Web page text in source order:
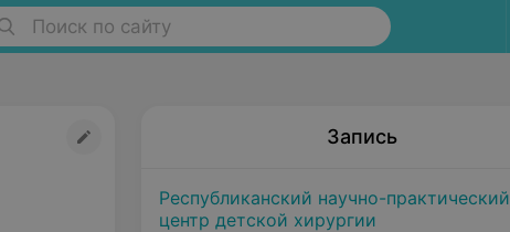
Поиск по сайту
Запись
Республиканский научно-практический
центр детской хирургии